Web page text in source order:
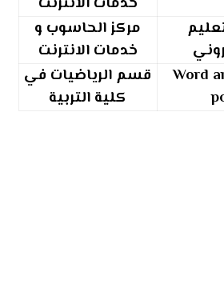
مركز الحاسوب و
خدمات الانترنت
Word
قسم الرياضيات في
كلية التربية